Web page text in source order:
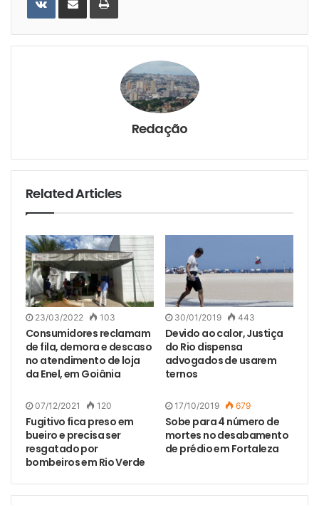
Email
Redação
Related Articles
23/03/2022 103
Consumidores reclamam
de fila, demora e descaso
no atendimento de loja
da Enel, em Goiânia
30/01/2019 443
Devido ao calor, Justiça
do Rio dispensa
advogados de usarem
ternos
07/12/2021 120
Fugitivo fica preso em
bueiro e precisa ser
resgatado por
bombeiros em Rio Verde
17/10/2019 679
Sobe para 4 número de
mortes no desabamento
de prédio em Fortaleza